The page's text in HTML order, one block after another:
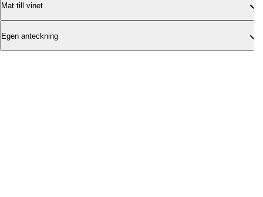
Mat till vinet
Egen anteckning